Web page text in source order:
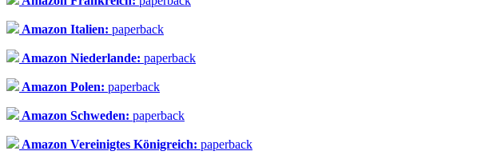
Amazon Italien: paperback
Amazon Niederlande: paperback
Amazon Polen: paperback
Amazon Schweden: paperback
Amazon Vereinigtes Königreich: paperback